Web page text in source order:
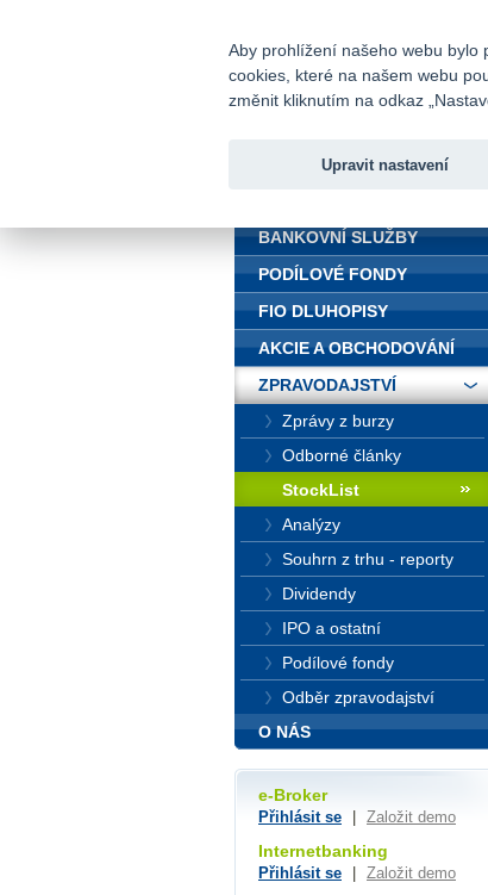
Fio
BANKOVNÍ SLUŽBY
PODÍLOVÉ FONDY
FIO DLUHOPISY
AKCIE A OBCHODOVÁNÍ
ZPRAVODAJSTVÍ
Zprávy z burzy
Odborné články
StockList
Analýzy
Souhrn z trhu - reporty
Dividendy
IPO a ostatní
Podílové fondy
Odběr zpravodajství
O NÁS
e-Broker
Přihlásit se Založit demo
Internetbanking
Přihlásit se Založit demo
Aby prohlížení našeho webu bylo
cookies, které na našem webu
změnit kliknutím na odkaz
Upravit nastavení